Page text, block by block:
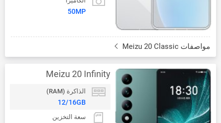
50MP
مواصفات Meizu 20 Classic
Meizu 20 Infinity
الذاكرة (RAM)
12/16GB
سعة التخزين